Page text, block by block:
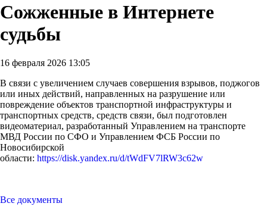
Сожженные в Интернете
судьбы
16 февраля 2026 13:05
В связи с увеличением случаев совершения взрывов, поджогов
или иных действий, направленных на разрушение или
повреждение объектов транспортной инфраструктуры и
транспортных средств, средств связи, был подготовлен
видеоматериал, разработанный Управлением на транспорте
МВД России по СФО и Управлением ФСБ России по
Новосибирской
области: https://disk.yandex.ru/d/tWdFV7lRW3c62w
Все документы